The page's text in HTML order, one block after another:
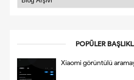
POPÜLER
Xiaomi görüntülü